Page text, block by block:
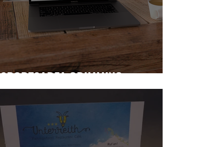
SPORTSAREA GRIMMING